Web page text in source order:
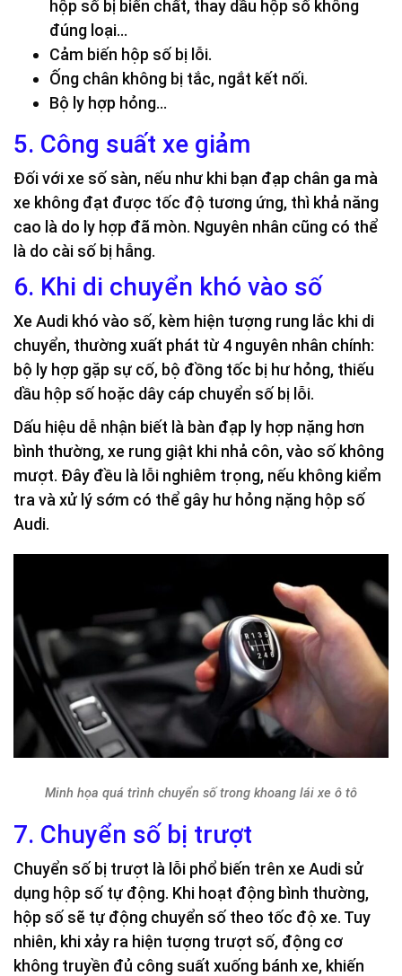
hộp số bị biến chất, thay dầu hộp số không
đúng loại…
Cảm biến hộp số bị lỗi.
Ống chân không bị tắc, ngắt kết nối.
Bộ ly hợp hỏng…
5. Công suất xe giảm
Đối với xe số sàn, nếu như khi bạn đạp chân ga mà
xe không đạt được tốc độ tương ứng, thì khả năng
cao là do ly hợp đã mòn. Nguyên nhân cũng có thể
là do cài số bị hẫng.
6. Khi di chuyển khó vào số
Xe Audi khó vào số, kèm hiện tượng rung lắc khi di
chuyển, thường xuất phát từ 4 nguyên nhân chính:
bộ ly hợp gặp sự cố, bộ đồng tốc bị hư hỏng, thiếu
dầu hộp số hoặc dây cáp chuyển số bị lỗi.
Dấu hiệu dễ nhận biết là bàn đạp ly hợp nặng hơn
bình thường, xe rung giật khi nhả côn, vào số không
mượt. Đây đều là lỗi nghiêm trọng, nếu không kiểm
tra và xử lý sớm có thể gây hư hỏng nặng hộp số
Audi.
Minh họa quá trình chuyển số trong khoang lái xe ô tô
7. Chuyển số bị trượt
Chuyển số bị trượt là lỗi phổ biến trên xe Audi sử
dụng hộp số tự động. Khi hoạt động bình thường,
hộp số sẽ tự động chuyển số theo tốc độ xe. Tuy
nhiên, khi xảy ra hiện tượng trượt số, động cơ
không truyền đủ công suất xuống bánh xe, khiến